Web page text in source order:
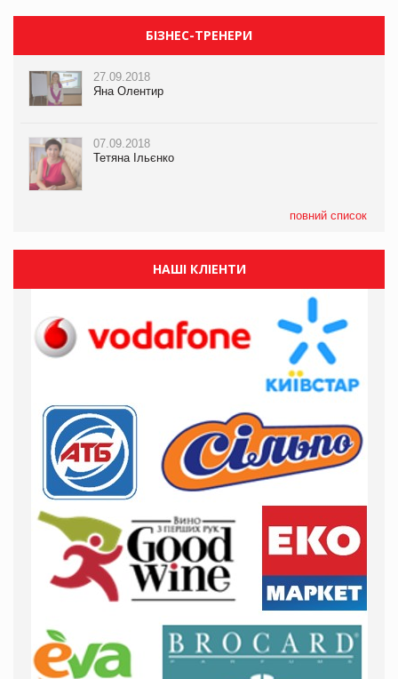
БІЗНЕС-ТРЕНЕРИ
27.09.2018
Яна Олентир
07.09.2018
Тетяна Ільєнко
повний список
НАШІ КЛІЕНТИ